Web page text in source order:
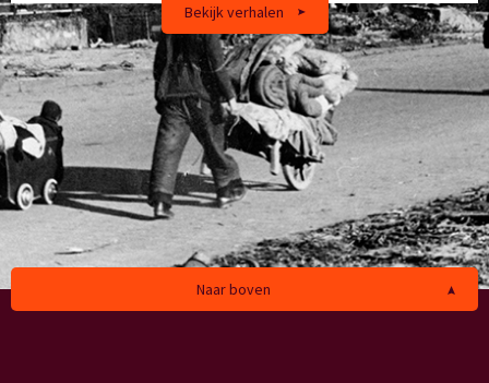
Bekijk verhalen
Naar boven